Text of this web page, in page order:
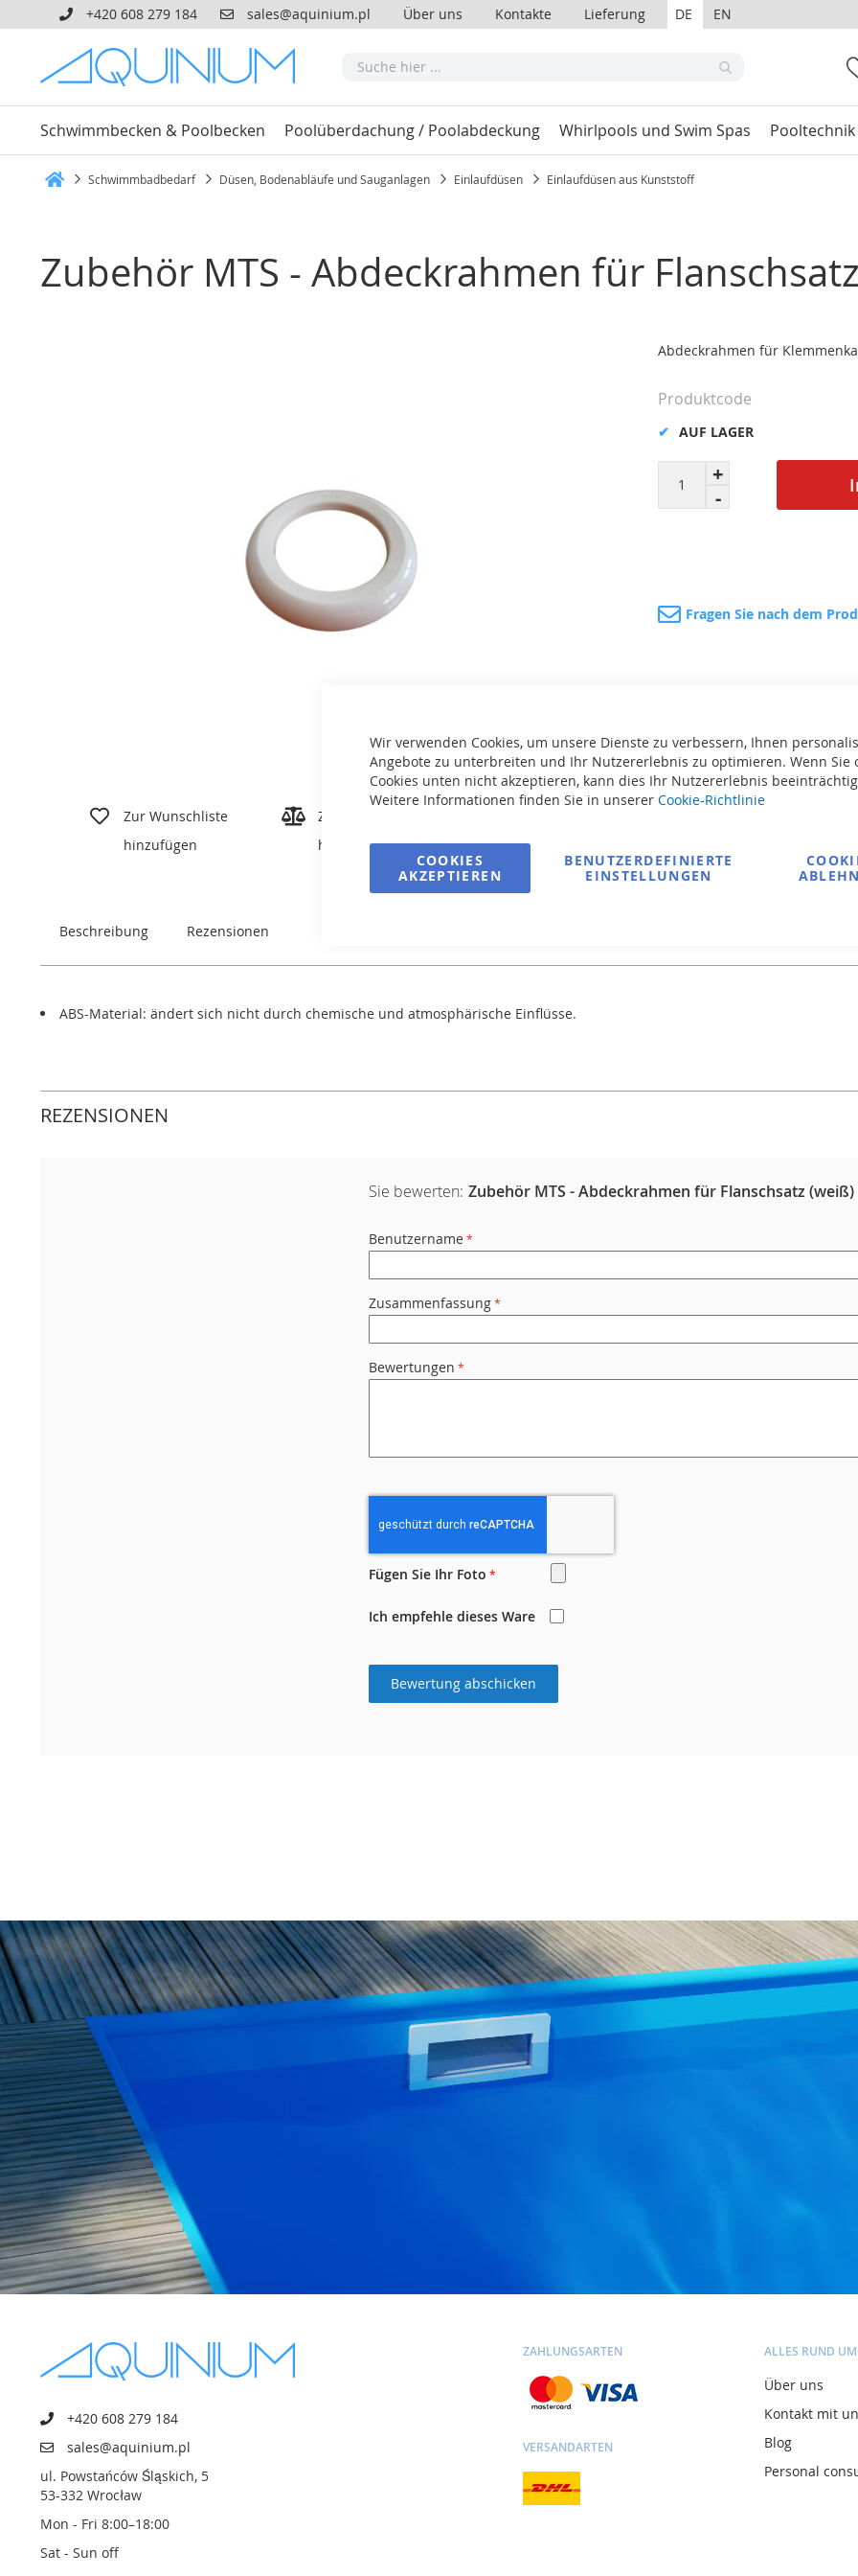
Wir verwenden Cookies, um unsere Dienste zu verbessern, Ihnen
Angebote zu unterbreiten und Ihr Nutzererlebnis zu optimieren. Wenn Sie
Cookies unten nicht akzeptieren, kann dies Ihr Nutzererlebnis
Weitere Informationen finden Sie in unserer Cookie-Richtlinie
COOKIES
AKZEPTIEREN
BENUTZERDEFINIERTE
EINSTELLUNGEN
+420 608 279 184 sales@aquinium.pl Über uns Kontakte Lieferung DE EN
Schwimmbecken & Poolbecken Poolüberdachung / Poolabdeckung Whirlpools und Swim Spas Pooltechnik
Schwimmbadbedarf Düsen, Bodenabläufe und Sauganlagen Einlaufdüsen Einlaufdüsen aus Kunststoff
Zubehör MTS - Abdeckrahmen für
Zur Wunschliste
hinzufügen
Zur Vergleichsliste
hinzufügen
Abdeckrahmen für
AUF LAGER
Produktcode
Fragen Sie nach dem
Beschreibung Rezensionen
ABS-Material: ändert sich nicht durch chemische und atmosphärische Einflüsse.
REZENSIONEN
Sie bewerten: Zubehör MTS - Abdeckrahmen für Flanschsatz (weiß)
Benutzername
Zusammenfassung
Bewertungen
Fügen Sie Ihr Foto
Ich empfehle dieses Ware
Bewertung abschicken
+420 608 279 184
sales@aquinium.pl
ul. Powstańców Śląskich, 5
53-332 Wrocław
Mon - Fri 8:00–18:00
Sat - Sun off
ZAHLUNGSARTEN
VERSANDARTEN
ALLES RUND
Über uns
Kontakt mit
Blog
Personal